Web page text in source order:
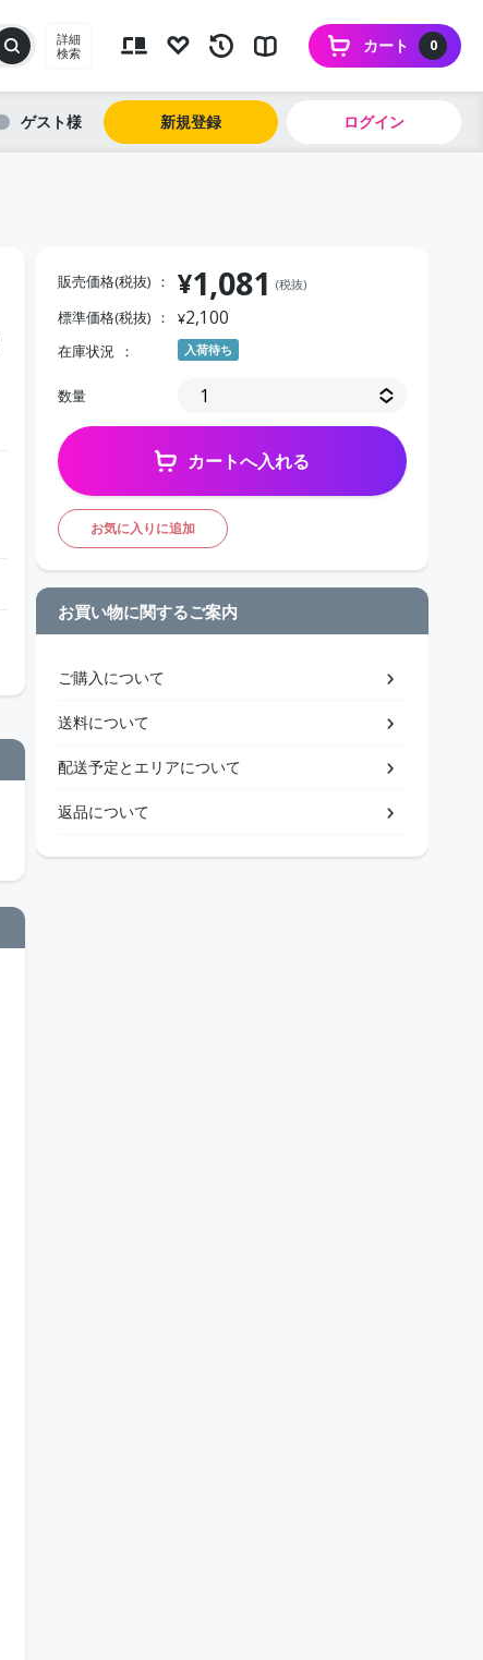
詳細
検索
0
カート
ゲスト 新規登録 ログイン
販売価格(税抜) ¥1,081 (税抜)
標準価格(税抜) ¥2,100
在庫状況 入荷待ち
数量
カートへ入れる
お気に入りに追加
お買い物に関するご案内
ご購入について
送料について
配送予定とエリアについて
返品について